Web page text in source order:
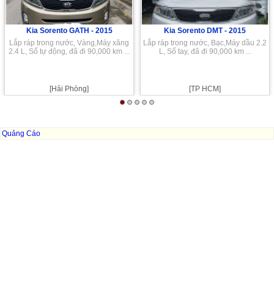
Kia Sorento GATH - 2015
Lắp ráp trong nước, Vàng,Máy xăng
2.4 L, Số tự động, đã đi 90,000 km ...
[Hải Phòng]
Kia Sorento DMT - 2015
Lắp ráp trong nước, Bạc,Máy dầu 2.2
L, Số tay, đã đi 90,000 km ...
[TP HCM]
Quảng Cáo